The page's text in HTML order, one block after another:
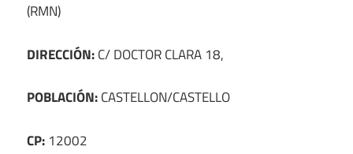
(RMN)
DIRECCIÓN:C/ DOCTOR CLARA 18,
POBLACIÓN:CASTELLON/CASTELLO
CP: 12002